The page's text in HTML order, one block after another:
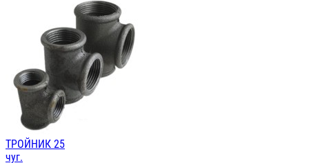
ТРОЙНИК 25
чуг.